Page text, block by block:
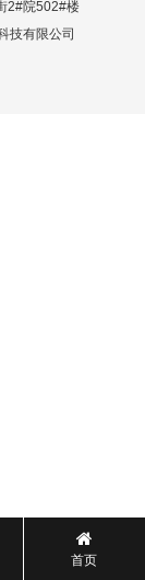
2#院502#楼
技有限公司
首页